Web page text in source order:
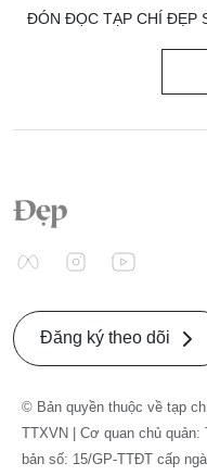
ĐÓN ĐỌC TẠP CHÍ ĐẸP
Đăng ký theo dõi
© Bản quyền thuộc về tạp
TTXVN | Cơ quan chủ quản:
bản số: 15/GP-TTĐT cấp